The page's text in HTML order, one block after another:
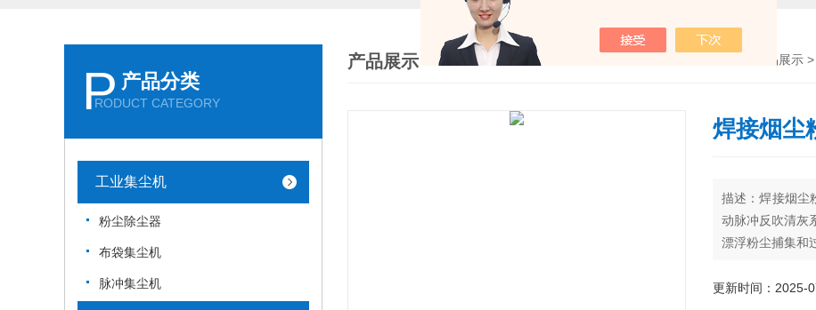
P 产品分类
RODUCT CATEGORY
工业集尘机
粉尘除尘器
布袋集尘机
脉冲集尘机
产品展示 产品展示 >
焊接烟尘
描述：焊接烟尘
动脉冲反吹清灰
漂浮粉尘捕集和
更新时间：2025-